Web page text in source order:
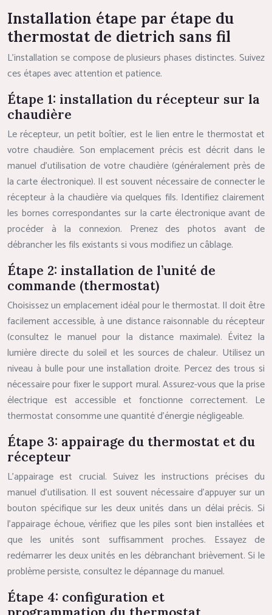
Installation étape par étape du
thermostat de dietrich sans fil
L’installation se compose de plusieurs phases distinctes. Suivez
ces étapes avec attention et patience.
Étape 1: installation du récepteur sur la
chaudière
Le récepteur, un petit boîtier, est le lien entre le thermostat et
votre chaudière. Son emplacement précis est décrit dans le
manuel d’utilisation de votre chaudière (généralement près de
la carte électronique). Il est souvent nécessaire de connecter le
récepteur à la chaudière via quelques fils. Identifiez clairement
les bornes correspondantes sur la carte électronique avant de
procéder à la connexion. Prenez des photos avant de
débrancher les fils existants si vous modifiez un câblage.
Étape 2: installation de l’unité de
commande (thermostat)
Choisissez un emplacement idéal pour le thermostat. Il doit être
facilement accessible, à une distance raisonnable du récepteur
(consultez le manuel pour la distance maximale). Évitez la
lumière directe du soleil et les sources de chaleur. Utilisez un
niveau à bulle pour une installation droite. Percez des trous si
nécessaire pour fixer le support mural. Assurez-vous que la prise
électrique est accessible et fonctionne correctement. Le
thermostat consomme une quantité d’énergie négligeable.
Étape 3: appairage du thermostat et du
récepteur
L’appairage est crucial. Suivez les instructions précises du
manuel d’utilisation. Il est souvent nécessaire d’appuyer sur un
bouton spécifique sur les deux unités dans un délai précis. Si
l’appairage échoue, vérifiez que les piles sont bien installées et
que les unités sont suffisamment proches. Essayez de
redémarrer les deux unités en les débranchant brièvement. Si le
problème persiste, consultez le dépannage du manuel.
Étape 4: configuration et